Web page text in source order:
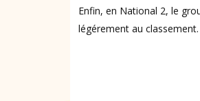
Enfin, en National 2, le
légérement au classement.